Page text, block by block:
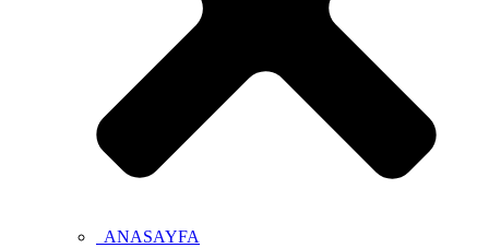
ANASAYFA